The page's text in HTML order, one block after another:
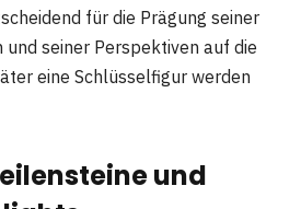
für die Prägung seiner
seiner Perspektiven auf die
eine Schlüsselfigur werden
und